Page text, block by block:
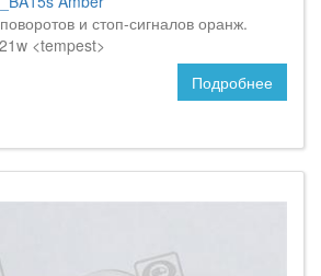
и стоп-сигналов оранж.
<tempest>
Подробнее